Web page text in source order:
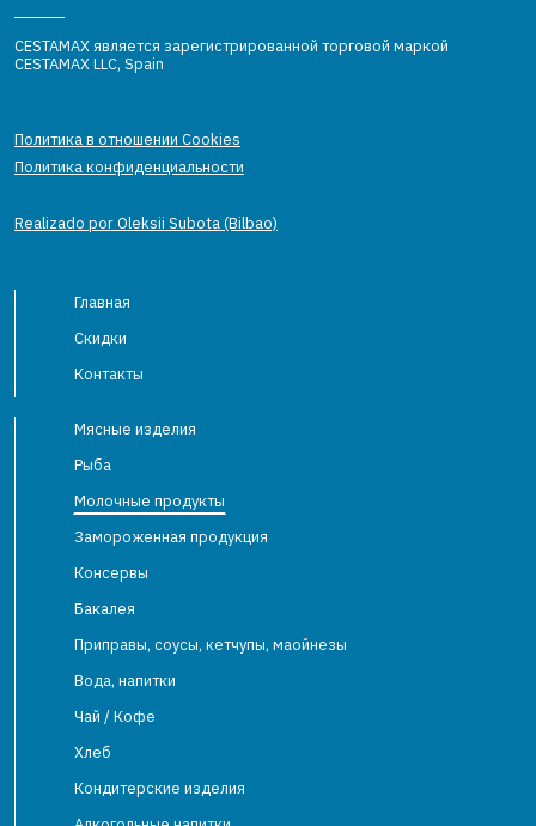
CESTAMAX является зарегистрированной торговой маркой
CESTAMAX LLC, Spain
Политика в отношении Cookies
Политика конфиденциальности
Realizado por Oleksii Subota (Bilbao)
Главная
Скидки
Контакты
Мясные изделия
Рыба
Молочные продукты
Замороженная продукция
Консервы
Бакалея
Приправы, соусы, кетчупы, маойнезы
Вода, напитки
Чай / Кофе
Хлеб
Кондитерские изделия